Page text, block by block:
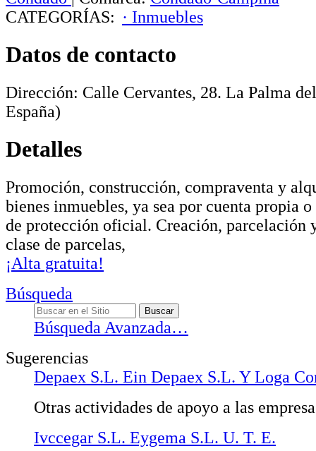
CATEGORÍAS: · Inmuebles
Datos de contacto
Dirección: Calle Cervantes, 28. La Palma
España)
Detalles
Promoción, construcción, compraventa y
bienes inmuebles, ya sea por cuenta propia
de protección oficial. Creación, parcelación
clase de parcelas,
¡Alta gratuita!
Búsqueda
Búsqueda Avanzada…
Sugerencias
Depaex S.L. Ein Depaex S.L. Y Loga
Otras actividades de apoyo a las
Ivccegar S.L. Eygema S.L. U. T. E.